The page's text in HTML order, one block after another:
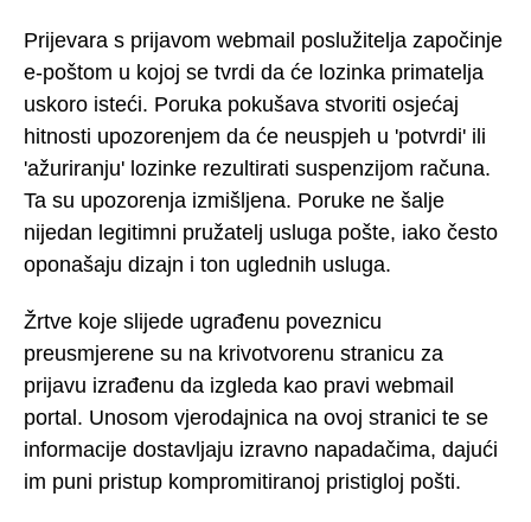
Prijevara s prijavom webmail poslužitelja započinje
e-poštom u kojoj se tvrdi da će lozinka primatelja
uskoro isteći. Poruka pokušava stvoriti osjećaj
hitnosti upozorenjem da će neuspjeh u 'potvrdi' ili
'ažuriranju' lozinke rezultirati suspenzijom računa.
Ta su upozorenja izmišljena. Poruke ne šalje
nijedan legitimni pružatelj usluga pošte, iako često
oponašaju dizajn i ton uglednih usluga.
Žrtve koje slijede ugrađenu poveznicu
preusmjerene su na krivotvorenu stranicu za
prijavu izrađenu da izgleda kao pravi webmail
portal. Unosom vjerodajnica na ovoj stranici te se
informacije dostavljaju izravno napadačima, dajući
im puni pristup kompromitiranoj pristigloj pošti.